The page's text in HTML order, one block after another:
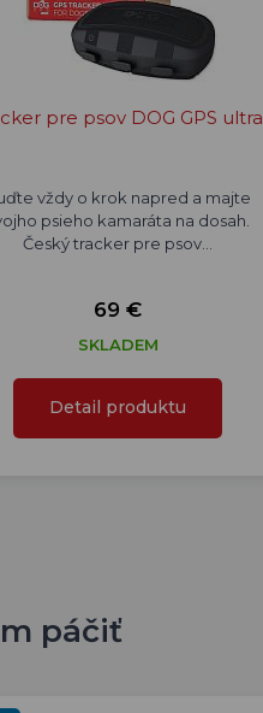
pre psov DOG GPS ultra
vždy o krok napred a majte
psieho kamaráta na dosah.
Český tracker pre psov…
69 €
SKLADEM
Detail produktu
páčiť